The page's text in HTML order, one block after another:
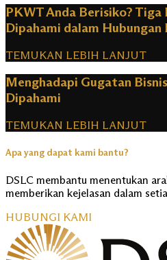
PKWT Anda Berisiko? Tiga
Dipahami dalam
TEMUKAN LEBIH LANJUT
Menghadapi Gugatan
Dipahami
TEMUKAN LEBIH LANJUT
Apa yang dapat kami bantu?
DSLC membantu menentukan
memberikan kejelasan dalam
HUBUNGI KAMI